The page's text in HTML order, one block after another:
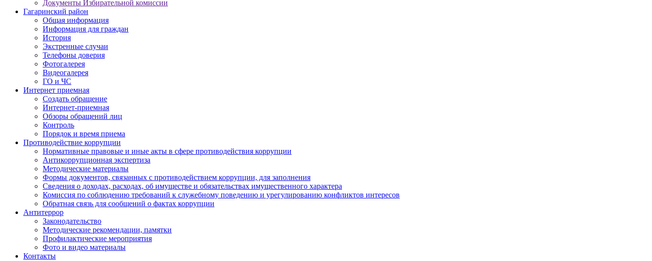
Документы Избирательной комиссии
Гагаринский район
Общая информация
Информация для граждан
История
Экстренные случаи
Телефоны доверия
Фотогалерея
Видеогалерея
ГО и ЧС
Интернет приемная
Создать обращение
Интернет-приемная
Обзоры обращений лиц
Контроль
Порядок и время приема
Противодействие коррупции
Нормативные правовые и иные акты в сфере противодействия коррупции
Антикоррупционная экспертиза
Методические материалы
Формы документов, связанных с противодействием коррупции, для заполнения
Сведения о доходах, расходах, об имуществе и обязательствах имущественного характера
Комиссия по соблюдению требований к служебному поведению и урегулированию конфликтов интересов
Обратная связь для сообщений о фактах коррупции
Антитеррор
Законодательство
Методические рекомендации, памятки
Профилактические мероприятия
Фото и видео материалы
Контакты